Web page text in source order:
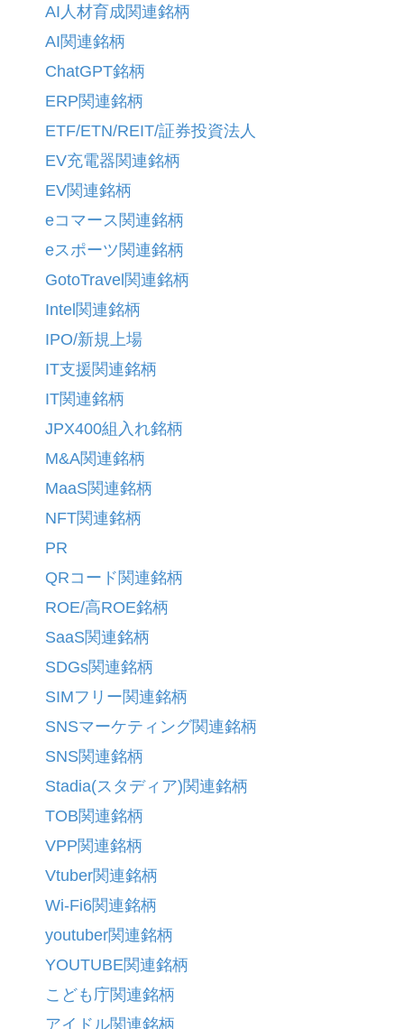
AI人材育成関連銘柄
AI関連銘柄
ChatGPT銘柄
ERP関連銘柄
ETF/ETN/REIT/証券投資法人
EV充電器関連銘柄
EV関連銘柄
eコマース関連銘柄
eスポーツ関連銘柄
GotoTravel関連銘柄
Intel関連銘柄
IPO/新規上場
IT支援関連銘柄
IT関連銘柄
JPX400組入れ銘柄
M&A関連銘柄
MaaS関連銘柄
NFT関連銘柄
PR
QRコード関連銘柄
ROE/高ROE銘柄
SaaS関連銘柄
SDGs関連銘柄
SIMフリー関連銘柄
SNSマーケティング関連銘柄
SNS関連銘柄
Stadia(スタディア)関連銘柄
TOB関連銘柄
VPP関連銘柄
Vtuber関連銘柄
Wi-Fi6関連銘柄
youtuber関連銘柄
YOUTUBE関連銘柄
こども庁関連銘柄
アイドル関連銘柄